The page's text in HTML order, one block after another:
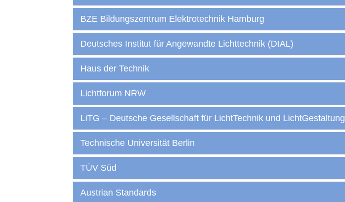
BZE Bildungszentrum Elektrotechnik Hamburg
Deutsches Institut für Angewandte Lichttechnik (DIAL)
Haus der Technik
Lichtforum NRW
LiTG – Deutsche Gesellschaft für LichtTechnik und LichtGestaltung
Technische Universität Berlin
TÜV Süd
Austrian Standards